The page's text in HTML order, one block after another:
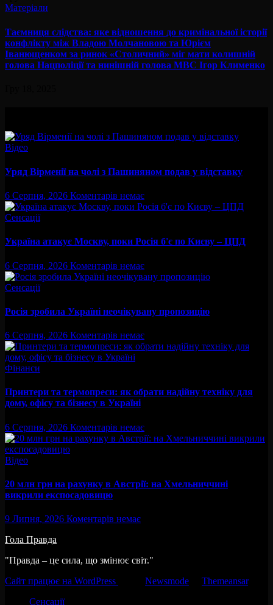
Матеріали
Таємниця слідства: яке відношення до кримінальної історії
конфлікту між Владою Молчановою та Юрієм
Іванющенком за ринок «Столичний» міг мати колишній
голова Нацполіції та нинішній голова МВС Ігор Клименко
Відео
Уряд Вірменії на чолі з Пашиняном подав у відставку
6 Серпня, 2026 Коментарів немає
Сенсації
Україна атакує Москву, поки Росія б'є по Києву – ЦПД
6 Серпня, 2026 Коментарів немає
Сенсації
Росія зробила Україні неочікувану пропозицію
6 Серпня, 2026 Коментарів немає
Фінанси
Принтери та термопреси: як обрати надійну техніку для
дому, офісу та бізнесу в Україні
6 Серпня, 2026 Коментарів немає
Відео
20 млн грн на рахунку в Австрії: на Хмельниччині
викрили експосадовицю
9 Липня, 2026 Коментарів немає
Гола Правда
"Правда – це сила, що змінює світ."
Сайт працює на WordPress
Newsmode Themeansar.
Сенсації